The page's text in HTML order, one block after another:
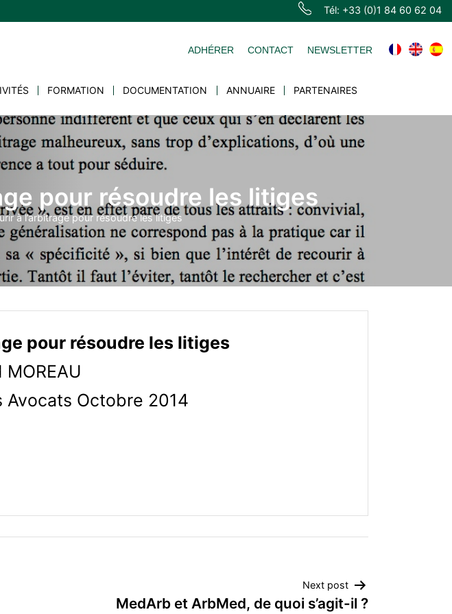
Tél: +33 (0)1 84 60 62 04
ADHÉRER CONTACT NEWSLETTER
FORMATION DOCUMENTATION ANNUAIRE PARTENAIRES
pour résoudre les litiges
à l’arbitrage pour résoudre les litiges
pour résoudre les litiges
Octobre 2014
Next post
MedArb et ArbMed, de quoi s’agit-il ?